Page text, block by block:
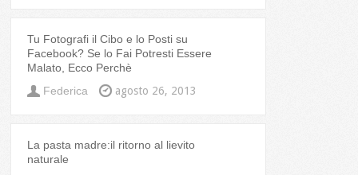
Tu Fotografi il Cibo e lo Posti su
Facebook? Se lo Fai Potresti Essere
Malato, Ecco Perchè
Federica
agosto 26, 2013
La pasta madre:il ritorno al lievito
naturale